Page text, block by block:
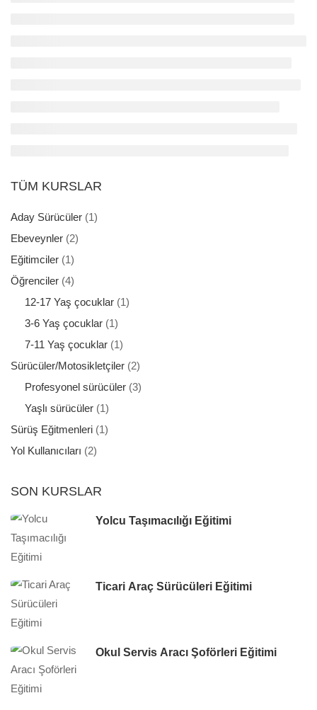
TÜM KURSLAR
Aday Sürücüler (1)
Ebeveynler (2)
Eğitimciler (1)
Öğrenciler (4)
12-17 Yaş çocuklar (1)
3-6 Yaş çocuklar (1)
7-11 Yaş çocuklar (1)
Sürücüler/Motosikletçiler (2)
Profesyonel sürücüler (3)
Yaşlı sürücüler (1)
Sürüş Eğitmenleri (1)
Yol Kullanıcıları (2)
SON KURSLAR
Yolcu Taşımacılığı Eğitimi
Ticari Araç Sürücüleri Eğitimi
Okul Servis Aracı Şoförleri Eğitimi